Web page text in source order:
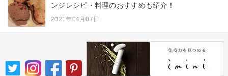
ンジレシピ・料理のおすすめも紹介！
2021年04月07日